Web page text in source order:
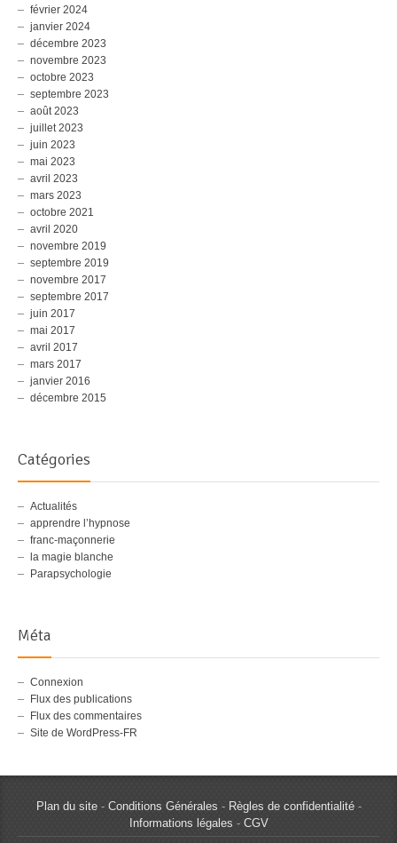
février 2024
janvier 2024
décembre 2023
novembre 2023
octobre 2023
septembre 2023
août 2023
juillet 2023
juin 2023
mai 2023
avril 2023
mars 2023
octobre 2021
avril 2020
novembre 2019
septembre 2019
novembre 2017
septembre 2017
juin 2017
mai 2017
avril 2017
mars 2017
janvier 2016
décembre 2015
Catégories
Actualités
apprendre l’hypnose
franc-maçonnerie
la magie blanche
Parapsychologie
Méta
Connexion
Flux des publications
Flux des commentaires
Site de WordPress-FR
Plan du site- Conditions Générales - Règles de confidentialité-
Informations légales - CGV